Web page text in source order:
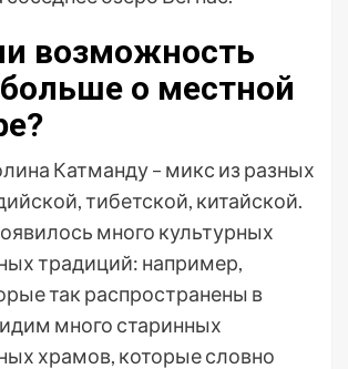
возможность
о местной
Катманду – микс из разных
тибетской, китайской.
много культурных
традиций: например,
так распространены в
много старинных
храмов, которые словно